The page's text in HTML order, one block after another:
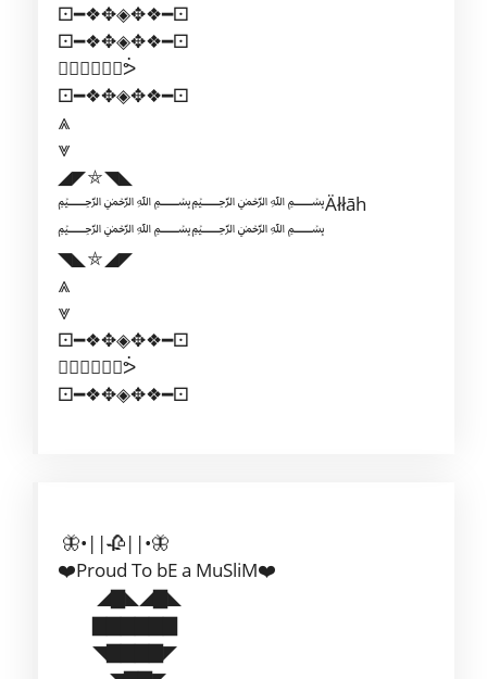
⚀━❖✥◈✥❖━⚀
⚀━❖✥◈✥❖━⚀
ᕛ⃢⃣⟗⃣⃢ᕘ
⚀━❖✥◈✥❖━⚀
⩓
⩔
◢◤⛤◥◣
﷽﷽Äłłāh
﷽﷽
◥◣⛤◢◤
⩓
⩔
⚀━❖✥◈✥❖━⚀
ᕛ⃢⃣⟗⃣⃢ᕘ
⚀━❖✥◈✥❖━⚀
🦋•||🥀||•🦋
❤️Proud To bE a MuSliM❤️
◢▇◣◢▇◣
▇▇▇▇▇▇
◥▇▇▇▇◤